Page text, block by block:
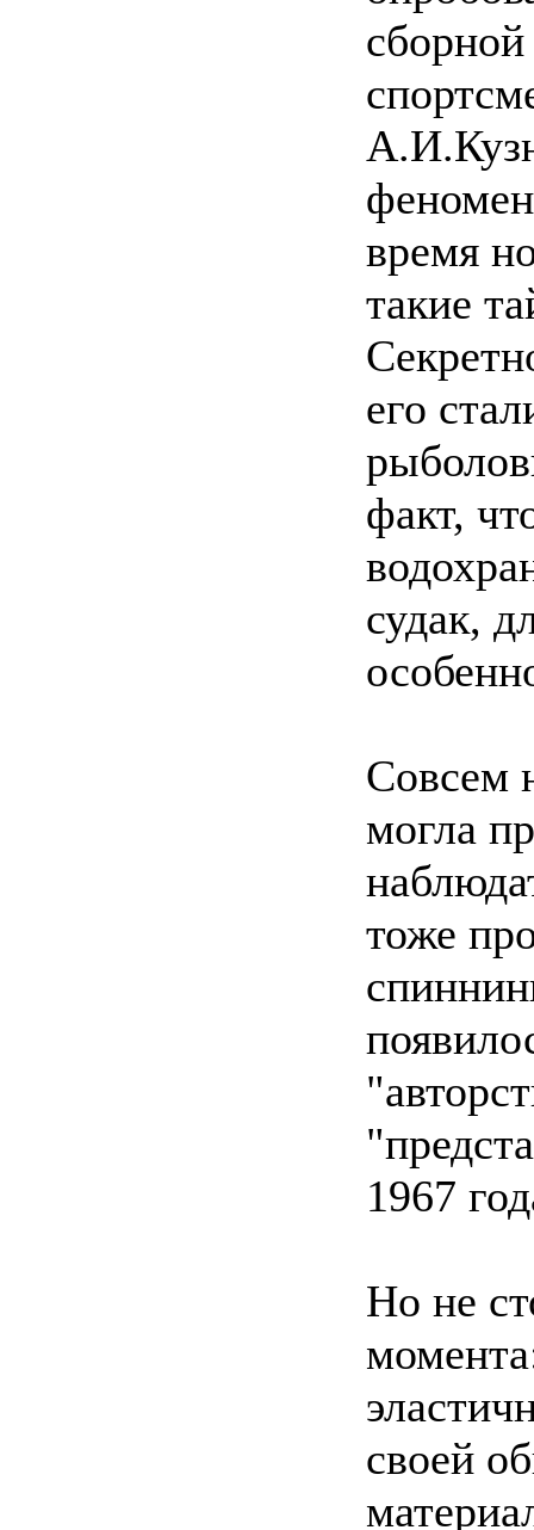
время
такие
его
факт,
судак,
Совсем
могла
тоже
1967
Но не
своей